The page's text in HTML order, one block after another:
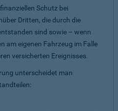
Schutz bei
Dritten, die durch die
sind sowie – wenn
am eigenen Fahrzeug im Falle
versicherten Ereignisses.
unterscheidet man